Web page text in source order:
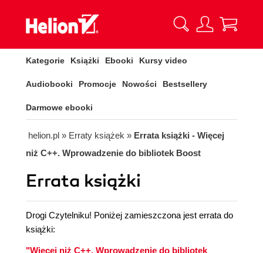
Kategorie Książki Ebooki Kursy video
Audiobooki Promocje Nowości Bestsellery
Darmowe ebooki
helion.pl » Erraty książek » Errata książki - Więcej
niż C++. Wprowadzenie do bibliotek Boost
Errata książki
Drogi Czytelniku! Poniżej zamieszczona jest errata do
książki:
"Więcej niż C++. Wprowadzenie do bibliotek